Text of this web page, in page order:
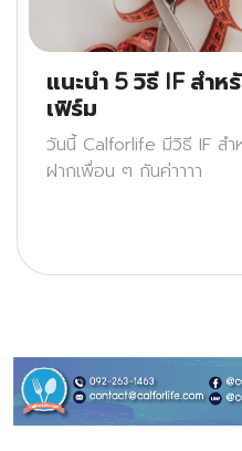
แนะนำ 5 วิธี IF สำ
เฟิร์ม
วันนี้ Calforlife มีวิธี IF สำหรับคนอยากฟิตแอนด์เฟิร์มมา
ฝากเพื่อน ๆ กันค่าาาา